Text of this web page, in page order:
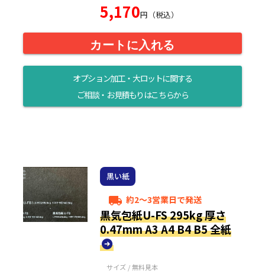
5,170円（税込）
カートに入れる
オプション加工・大ロットに関する
ご相談・お見積もりはこちらから
黒い紙
local_shipping 約2～3営業日で発送
黒気包紙U-FS 295kg 厚さ
0.47mm A3 A4 B4 B5 全紙
サイズ / 無料見本